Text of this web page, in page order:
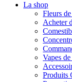
La shop
Fleurs
Acheter
Vapes
Produits